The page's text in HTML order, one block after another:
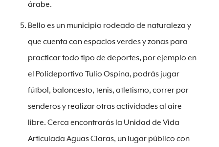
árabe.
Bello es un municipio rodeado de naturaleza y
que cuenta con espacios verdes y zonas para
practicar todo tipo de deportes, por ejemplo en
el Polideportivo Tulio Ospina, podrás jugar
fútbol, baloncesto, tenis, atletismo, correr por
senderos y realizar otras actividades al aire
libre. Cerca encontrarás la Unidad de Vida
Articulada Aguas Claras, un lugar público con